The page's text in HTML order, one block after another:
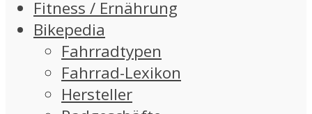
Fitness / Ernährung
Bikepedia
Fahrradtypen
Fahrrad-Lexikon
Hersteller